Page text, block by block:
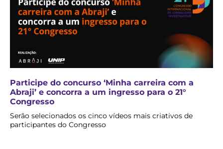
Participe do concurso ‘Minha carreira com a
Abraji’ e concorra a um ingresso para o 21°
Congresso
Serão selecionados os cinco vídeos mais criativos de
participantes do Congresso